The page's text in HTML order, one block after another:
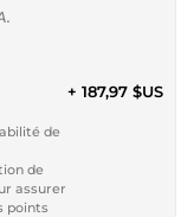
de
de
assurer
points
+ 187,97 $US